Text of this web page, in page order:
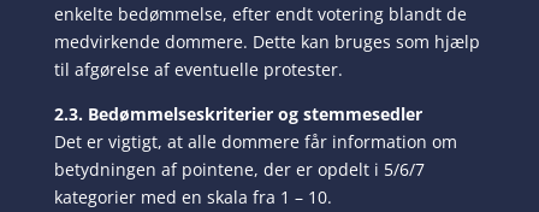
enkelte bedømmelse, efter endt votering blandt de
medvirkende dommere. Dette kan bruges som hjælp
til afgørelse af eventuelle protester.
2.3. Bedømmelseskriterier og stemmesedler
Det er vigtigt, at alle dommere får information om
betydningen af pointene, der er opdelt i 5/6/7
kategorier med en skala fra 1 – 10.